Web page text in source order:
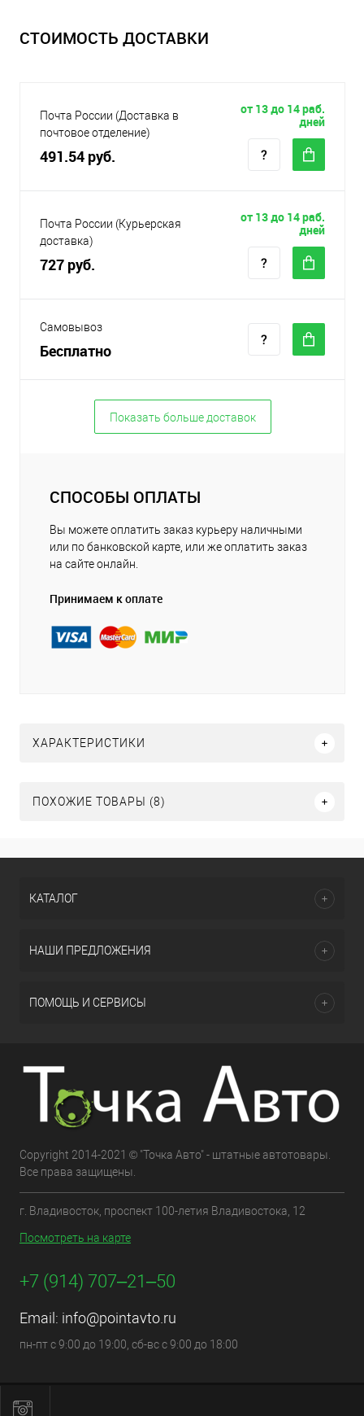
СТОИМОСТЬ ДОСТАВКИ
Почта России (Доставка в
почтовое отделение)
491.54 руб.
от 13 до 14 раб.
дней
Почта России (Курьерская
доставка)
727 руб.
от 13 до 14 раб.
дней
Самовывоз
Бесплатно
Показать больше доставок
СПОСОБЫ ОПЛАТЫ
Вы можете оплатить заказ курьеру наличными
или по банковской карте, или же оплатить заказ
на сайте онлайн.
Принимаем к оплате
ХАРАКТЕРИСТИКИ
ПОХОЖИЕ ТОВАРЫ (8)
КАТАЛОГ
НАШИ ПРЕДЛОЖЕНИЯ
ПОМОЩЬ И СЕРВИСЫ
Copyright 2014-2021 © "Точка Авто" - штатные автотовары.
Все права защищены.
г. Владивосток, проспект 100-летия Владивостока, 12
Посмотреть на карте
+7 (914) 707‒21‒50
Email: info@pointavto.ru
пн-пт с 9:00 до 19:00, сб-вс с 9:00 до 18:00